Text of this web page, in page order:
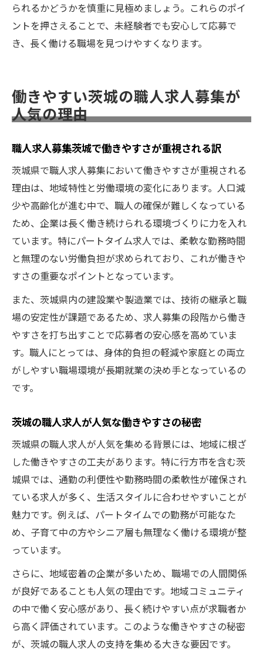
られるかどうかを慎重に見極めましょう。これらのポイ
ントを押さえることで、未経験者でも安心して応募で
き、長く働ける職場を見つけやすくなります。
働きやすい茨城の職人求人募集が
人気の理由
職人求人募集茨城で働きやすさが重視される訳
茨城県で職人求人募集において働きやすさが重視される
理由は、地域特性と労働環境の変化にあります。人口減
少や高齢化が進む中で、職人の確保が難しくなっている
ため、企業は長く働き続けられる環境づくりに力を入れ
ています。特にパートタイム求人では、柔軟な勤務時間
と無理のない労働負担が求められており、これが働きや
すさの重要なポイントとなっています。
また、茨城県内の建設業や製造業では、技術の継承と職
場の安定性が課題であるため、求人募集の段階から働き
やすさを打ち出すことで応募者の安心感を高めていま
す。職人にとっては、身体的負担の軽減や家庭との両立
がしやすい職場環境が長期就業の決め手となっているの
です。
茨城の職人求人が人気な働きやすさの秘密
茨城県の職人求人が人気を集める背景には、地域に根ざ
した働きやすさの工夫があります。特に行方市を含む茨
城県では、通勤の利便性や勤務時間の柔軟性が確保され
ている求人が多く、生活スタイルに合わせやすいことが
魅力です。例えば、パートタイムでの勤務が可能なた
め、子育て中の方やシニア層も無理なく働ける環境が整
っています。
さらに、地域密着の企業が多いため、職場での人間関係
が良好であることも人気の理由です。地域コミュニティ
の中で働く安心感があり、長く続けやすい点が求職者か
ら高く評価されています。このような働きやすさの秘密
が、茨城の職人求人の支持を集める大きな要因です。